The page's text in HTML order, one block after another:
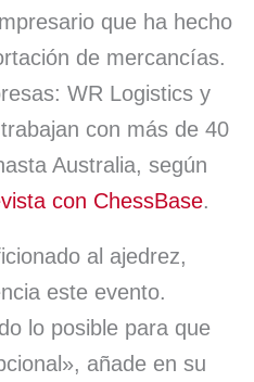
que ha hecho
de mercancías.
WR Logistics y
con más de 40
Australia, según
con ChessBase.
al ajedrez,
este evento.
lo posible para que
añade en su